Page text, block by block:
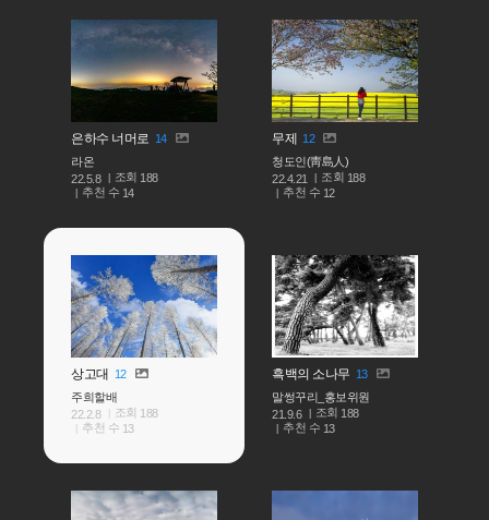
은하수 너머로
14
라온
22.5.8
조회 188
추천 수 14
무제 12
청도인(靑島人)
22.4.21
조회 188
추천 수 12
상고대 12
주희할배
22.2.8
조회 188
추천 수 13
흑백의 소나무 13
말썽꾸리_홍보위원
21.9.6
조회 188
추천 수 13